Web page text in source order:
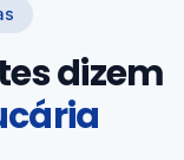
dizem